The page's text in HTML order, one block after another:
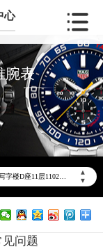
心
腕表
▲
▼
公告
：400-801-5612
北京市东城区东长安街1号东方广场写字楼W3座6层602室（需提前预约）
北京市朝阳区建国门外大街甲6号华熙国际中心写字楼D座11层1102室（需提前预约）
北京市朝阳区建国门外大街甲6号华熙国际中心D座11层1102室泰格豪雅售后服务中心（需提前预约）
北京市东城区东长安街1号王府井东方广场W3座6层602室泰格豪雅售后服务中心（需提前预约）
见问题